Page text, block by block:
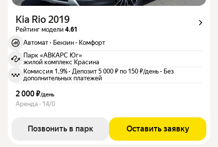
Kia Rio 2019
Рейтинг модели 4.61
Автомат · Бензин · Комфорт
Парк «АВКАРС Юг»
жилой комплекс Красина
Комиссия 1,9%· Депозит 5 000 ₽ по 150 ₽/день · Без
дополнительных платежей
2 000 ₽/день
Аренда · 14/0
Позвонить в парк Оставить заявку